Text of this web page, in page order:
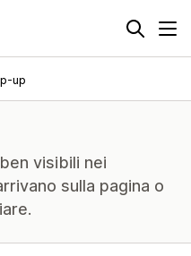
up
visibili nei
sulla pagina o